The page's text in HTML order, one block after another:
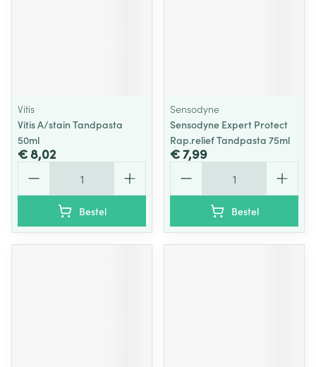
Vitis
Vitis A/stain Tandpasta
50ml
€ 8,02
Bestel
Sensodyne
Sensodyne Expert Protect
Rap.relief Tandpasta 75ml
€ 7,99
Bestel